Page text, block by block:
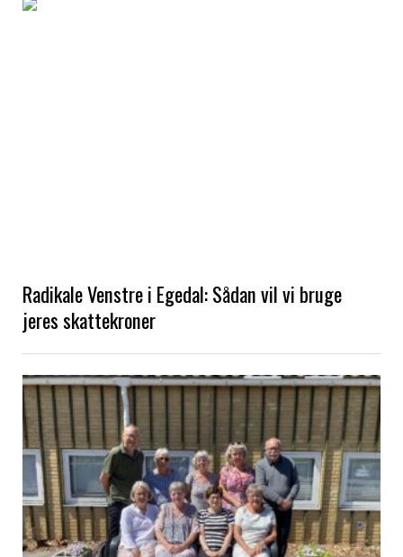
Radikale Venstre i Egedal: Sådan vil vi bruge
jeres skattekroner